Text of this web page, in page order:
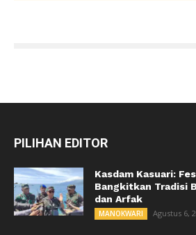
PILIHAN EDITOR
Kasdam Kasuari:
Bangkitkan Tradisi
dan Arfak
MANOKWARI Agustus 6,